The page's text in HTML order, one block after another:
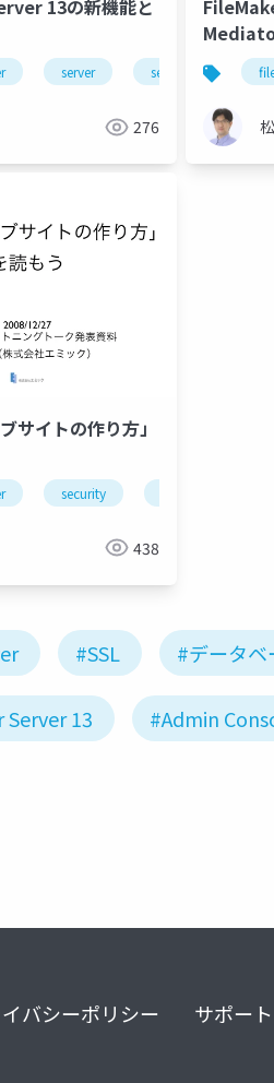
13の新機能と
server security
276
サイトの作り方」
security
438
#SSL #データベ
Server 13 #Admin
バシーポリシー サポー